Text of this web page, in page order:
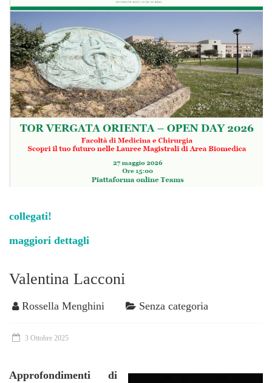
collegati!
maggiori dettagli
Valentina Lacconi
Rossella Menghini Senza categoria
3 Ottobre 2025
Approfondimenti di